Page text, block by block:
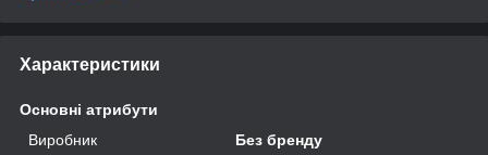
Характеристики
Основні атрибути
Виробник
Без бренду